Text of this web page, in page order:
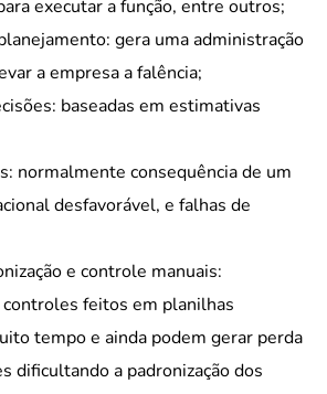
executar a função, entre outros;
gera uma administração
a empresa a falência;
baseadas em estimativas
normalmente consequência de um
desfavorável, e falhas de
e controle manuais:
feitos em planilhas
tempo e ainda podem gerar perda
dificultando a padronização dos